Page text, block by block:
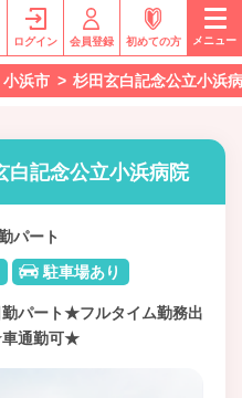
ログイン 会員登録 初めての方 メニュー
小浜市 杉田玄白記念公立小浜
白記念公立小浜病院
パート
駐車場あり
勤パート★フルタイム勤務出
通勤可★